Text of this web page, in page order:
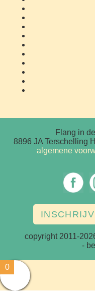
Flang in
8896 JA Terschelling
algemene
copyright 2011-
-
0